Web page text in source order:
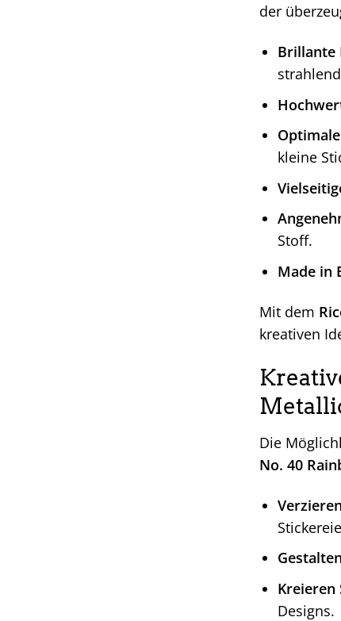
der
Brillante
kleine
Stoff.
Made in
Mit dem
kreativen
Die
No. 40
Kreieren
Designs.